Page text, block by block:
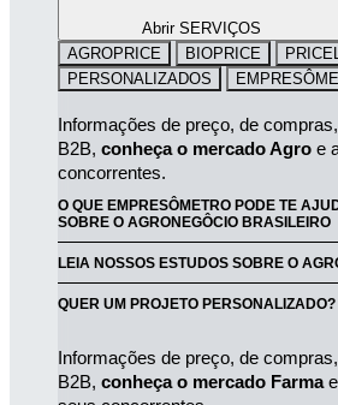
Abrir SERVIÇOS
AGROPRICE
BIOPRICE
PERSONALIZADOS
Informações de preço, de
B2B, conheça o mercado Agro e
concorrentes.
O QUE EMPRESÔMETRO PODE TE
SOBRE O AGRONEGÔCIO BRASILEIRO
LEIA NOSSOS ESTUDOS SOBRE O
QUER UM PROJETO
Informações de preço, de
B2B, conheça o mercado Farma e